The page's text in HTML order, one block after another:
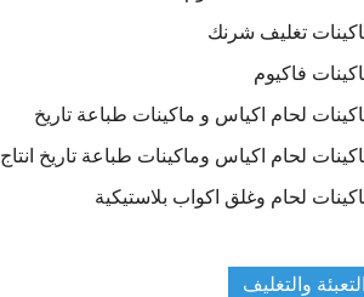
تغليف شرنك
فاكيوم
لحام اكياس و ماكينات طباعة تاريخ
لحام اكياس وماكينات طباعة تاريخ انتاج
لحام وغلق اكواب بلاستيكية
التعبئة والتغليف